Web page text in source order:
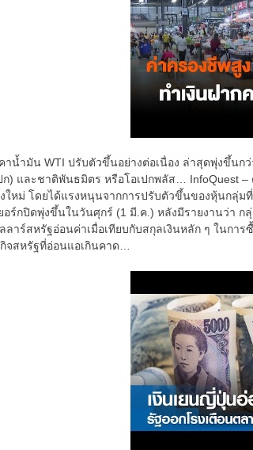
าน้ำมัน WTI ปรับตัวขึ้นอย่างต่อเนื่อง ล่าสุดพุ่งขึ้นก
ก) และชาติพันธมิตร หรือโอเปกพลัส… InfoQuest
ใหม่ โดยได้แรงหนุนจากการปรับตัวขึ้นของหุ้นกลุ่
อร์กปิดพุ่งขึ้นในวันศุกร์ (1 มี.ค.) หลังมีรายงานว่า
ลาร์สหรัฐอ่อนค่าเมื่อเทียบกับสกุลเงินหลัก ๆ ในกา
จสหรัฐที่อ่อนแอเกินคาด…